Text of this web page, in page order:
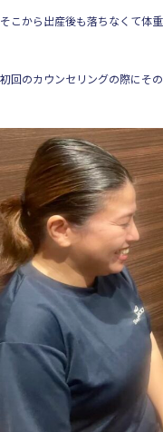
そこから出産後も落ちなくて体
初回のカウンセリングの際にそ